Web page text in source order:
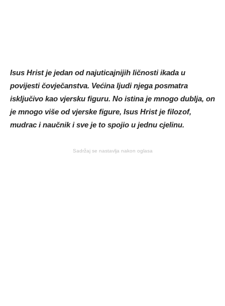
Isus Hrist je jedan od najuticajnijih ličnosti ikada u
povijesti čovječanstva. Većina ljudi njega posmatra
isključivo kao vjersku figuru. No istina je mnogo dublja, on
je mnogo više od vjerske figure, Isus Hrist je filozof,
mudrac i naučnik i sve je to spojio u jednu cjelinu.
Sadržaj se nastavlja nakon oglasa